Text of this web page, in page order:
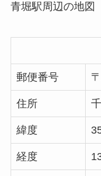
青堀駅周辺の地図
郵便番号
住所
緯度
経度